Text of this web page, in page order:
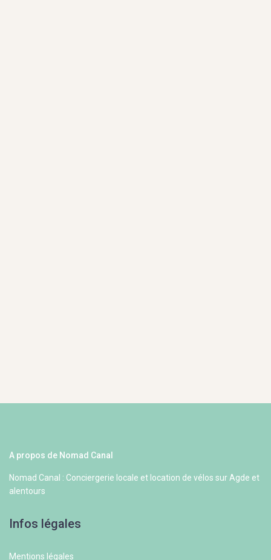
A propos de Nomad Canal
Nomad Canal : Conciergerie locale et location de vélos sur Agde et
alentours
Infos légales
Mentions légales